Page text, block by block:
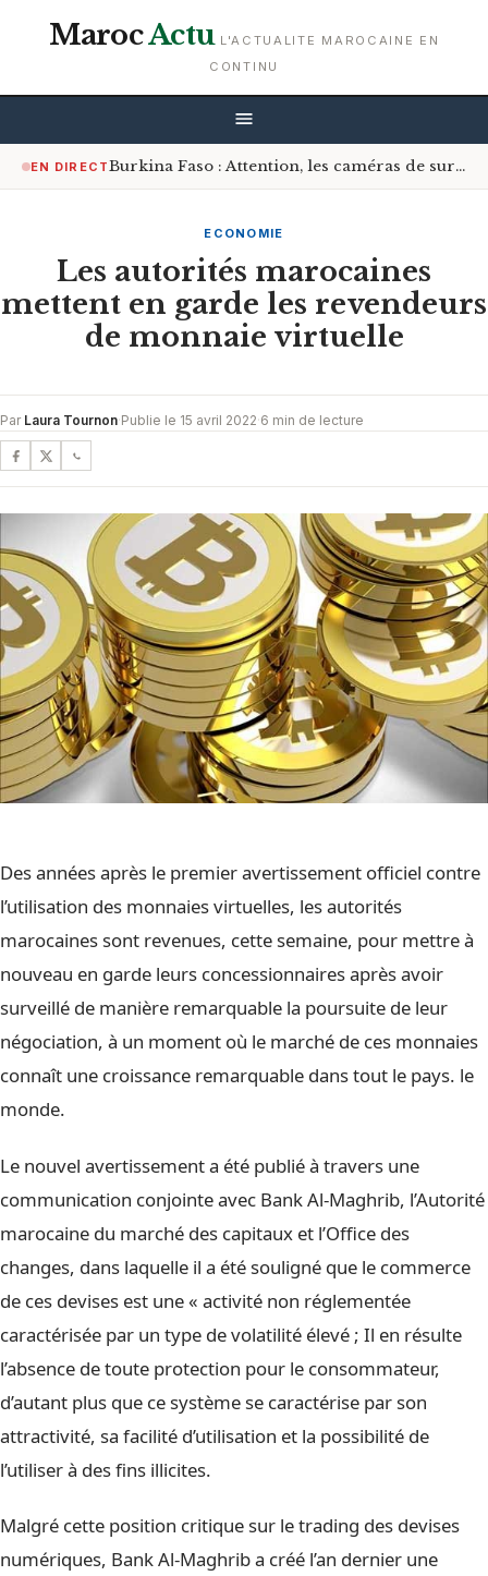
MarocActu L'ACTUALITE MAROCAINE EN
CONTINU
EN DIRECT Burkina Faso : Attention, les caméras de surveillance sont désormais à l’affût sur les routes
ECONOMIE
Les autorités marocaines
mettent en garde les revendeurs
de monnaie virtuelle
Par Laura Tournon·Publie le 15 avril 2022·6 min de lecture
Des années après le premier avertissement officiel contre
l’utilisation des monnaies virtuelles, les autorités
marocaines sont revenues, cette semaine, pour mettre à
nouveau en garde leurs concessionnaires après avoir
surveillé de manière remarquable la poursuite de leur
négociation, à un moment où le marché de ces monnaies
connaît une croissance remarquable dans tout le pays. le
monde.
Le nouvel avertissement a été publié à travers une
communication conjointe avec Bank Al-Maghrib, l’Autorité
marocaine du marché des capitaux et l’Office des
changes, dans laquelle il a été souligné que le commerce
de ces devises est une « activité non réglementée
caractérisée par un type de volatilité élevé ; Il en résulte
l’absence de toute protection pour le consommateur,
d’autant plus que ce système se caractérise par son
attractivité, sa facilité d’utilisation et la possibilité de
l’utiliser à des fins illicites.
Malgré cette position critique sur le trading des devises
numériques, Bank Al-Maghrib a créé l’an dernier une